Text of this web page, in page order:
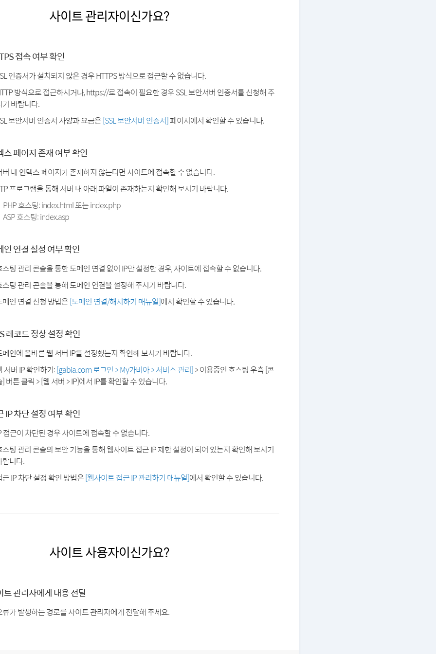
사이트 관리자이신가요?
접속 여부 확인
인증서가 설치되지 않은 경우 HTTPS 방식으로 접근할 수 없습니다.
방식으로 접근하시거나, https://로 접속이 필요한 경우 SSL 보안서버 인증서를 신청해 주
기 바랍니다.
보안서버 인증서 사양과 요금은[SSL 보안서버 인증서]페이지에서 확인할 수 있습니다.
스 페이지 존재 여부 확인
버 내 인덱스 페이지가 존재하지 않는다면 사이트에 접속할 수 없습니다.
프로그램을 통해 서버 내 아래 파일이 존재하는지 확인해 보시기 바랍니다.
PHP 호스팅: index.html 또는 index.php
ASP 호스팅: index.asp
인 연결 설정 여부 확인
스팅 관리 콘솔을 통한 도메인 연결 없이 IP만 설정한 경우, 사이트에 접속할 수 없습니다.
스팅 관리 콘솔을 통해 도메인 연결을 설정해 주시기 바랍니다.
메인 연결 신청 방법은[도메인 연결/해지하기 매뉴얼]에서 확인할 수 있습니다.
레코드 정상 설정 확인
메인에 올바른 웹 서버 IP를 설정했는지 확인해 보시기 바랍니다.
서버 IP 확인하기:[gabia.com 로그인 > My가비아 > 서비스 관리]> 이용중인 호스팅 우측 [콘
] 버튼 클릭 > [웹 서버 > IP]에서 IP를 확인할 수 있습니다.
IP 차단 설정 여부 확인
접근이 차단된 경우 사이트에 접속할 수 없습니다.
스팅 관리 콘솔의 보안 기능을 통해 웹사이트 접근 IP 제한 설정이 되어 있는지 확인해 보시기
랍니다.
근 IP 차단 설정 확인 방법은[웹사이트 접근 IP 관리하기 매뉴얼]에서 확인할 수 있습니다.
사이트 사용자이신가요?
트 관리자에게 내용 전달
류가 발생하는 경로를 사이트 관리자에게 전달해 주세요.